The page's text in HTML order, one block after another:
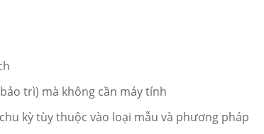
trì) mà không cần máy tính
kỳ tùy thuộc vào loại mẫu và phương pháp